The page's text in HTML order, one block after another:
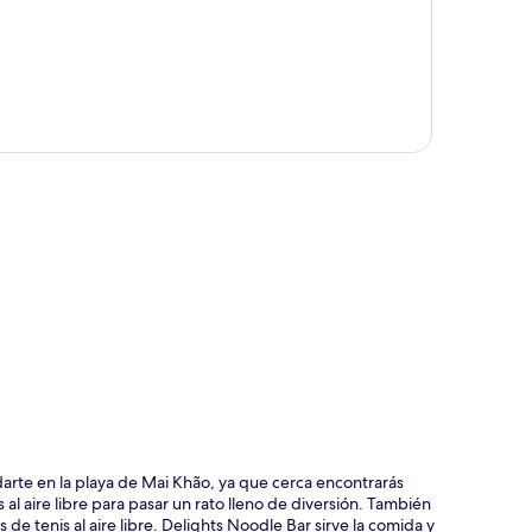
en la playa de Mai Khão, ya que cerca encontrarás
aire libre para pasar un rato lleno de diversión. También
de tenis al aire libre. Delights Noodle Bar sirve la comida y